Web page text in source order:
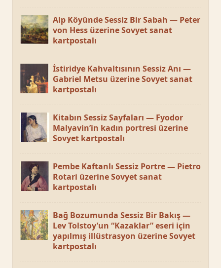
Alp Köyünde Sessiz Bir Sabah — Peter
von Hess üzerine Sovyet sanat
kartpostalı
İstiridye Kahvaltısının Sessiz Anı —
Gabriel Metsu üzerine Sovyet sanat
kartpostalı
Kitabın Sessiz Sayfaları — Fyodor
Malyavin’in kadın portresi üzerine
Sovyet kartpostalı
Pembe Kaftanlı Sessiz Portre — Pietro
Rotari üzerine Sovyet sanat
kartpostalı
Bağ Bozumunda Sessiz Bir Bakış —
Lev Tolstoy’un “Kazaklar” eseri için
yapılmış illüstrasyon üzerine Sovyet
kartpostalı